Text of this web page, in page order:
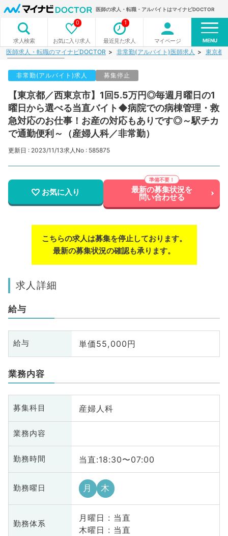
医師の求人・転職・アルバイトはマイナビDOCTOR
求人検索 お気に入り求人
0
最近見た求人
1
マイページ MENU
医師求人・転職のマイナビDOCTOR 非常勤(アルバイト)医師求人 東京都
非常勤(アルバイト)求人 募集停止
【東京都／西東京市】1回5.5万円◎毎週月曜日の1
曜日から選べる当直バイト◆病院での病棟管理・救
急対応のお仕事！お産の対応もありです◎～駅チカ
で通勤便利～（産婦人科／非常勤）
更新日 : 2023/11/13求人No : 585875
お気に入り 最新の募集状況を
問い合わせる
こちらの求人は募集を停止しております。
最新の募集状況の確認も承ります。
求人詳細
給与
給与 単価55,000円
業務内容
募集科目 産婦人科
業務内容
勤務時間 当直:18:30〜07:00
勤務曜日 月 木
勤務体系
月曜日 : 当直
木曜日 : 当直